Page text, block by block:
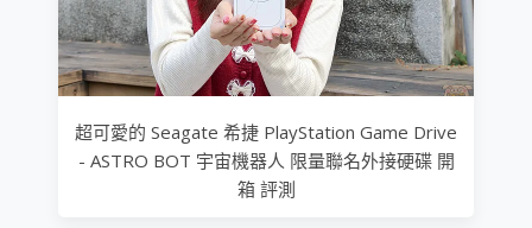
超可愛的 Seagate 希捷 PlayStation Game Drive
- ASTRO BOT 宇宙機器人 限量聯名外接硬碟 開
箱 評測